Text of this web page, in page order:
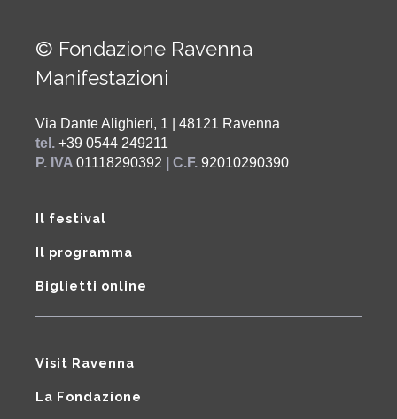
© Fondazione Ravenna
Manifestazioni
Via Dante Alighieri, 1 | 48121 Ravenna
tel. +39 0544 249211
P. IVA 01118290392 | C.F. 92010290390
Il festival
Il programma
Biglietti online
Visit Ravenna
La Fondazione